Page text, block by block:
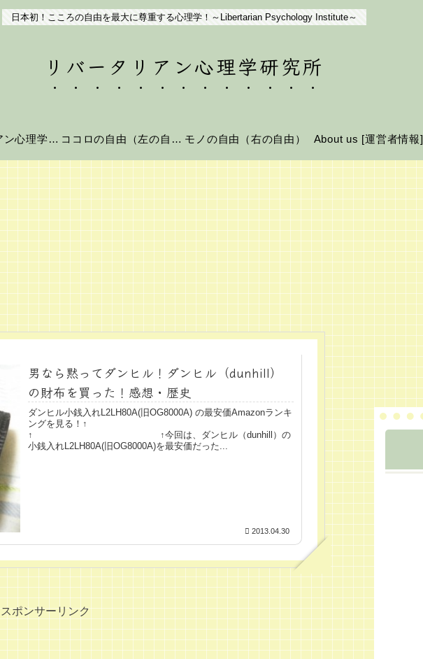
日本初！こころの自由を最大に尊重する心理学！～Libertarian Psychology Institute～
リバータリアン心理学研究所
リバータリアン心理学とは？ ココロの自由（左の自由） モノの自由（右の自由） About us [運営者情報]
男なら黙ってダンヒル！ダンヒル（dunhill）
の財布を買った！感想・歴史
ダンヒル小銭入れL2LH80A(旧OG8000A) の最安価Amazonランキ
ングを見る！↑
↑ ↑今回は、ダンヒル（dunhill）の
小銭入れL2LH80A(旧OG8000A)を最安価だった...
2013.04.30
スポンサーリンク